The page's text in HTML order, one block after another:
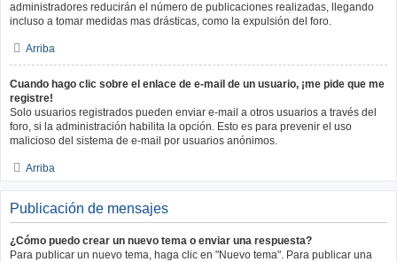
administradores reducirán el número de publicaciones realizadas, llegando
incluso a tomar medidas mas drásticas, como la expulsión del foro.
Arriba
Cuando hago clic sobre el enlace de e-mail de un usuario, ¡me pide que me
registre!
Solo usuarios registrados pueden enviar e-mail a otros usuarios a través del
foro, si la administración habilita la opción. Esto es para prevenir el uso
malicioso del sistema de e-mail por usuarios anónimos.
Arriba
Publicación de mensajes
¿Cómo puedo crear un nuevo tema o enviar una respuesta?
Para publicar un nuevo tema, haga clic en "Nuevo tema". Para publicar una